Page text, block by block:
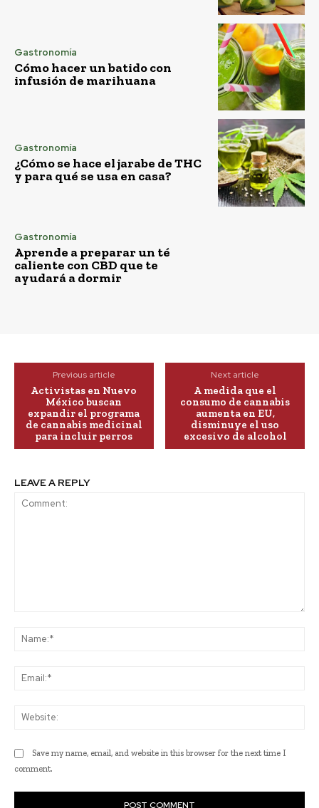
Gastronomía
Cómo hacer un batido con
infusión de marihuana
Gastronomía
¿Cómo se hace el jarabe de THC
y para qué se usa en casa?
Gastronomía
Aprende a preparar un té
caliente con CBD que te
ayudará a dormir
Previous article
Activistas en Nuevo
México buscan
expandir el programa
de cannabis medicinal
para incluir perros
Next article
A medida que el
consumo de cannabis
aumenta en EU,
disminuye el uso
excesivo de alcohol
LEAVE A REPLY
Save my name, email, and website in this browser for the next time I
comment.